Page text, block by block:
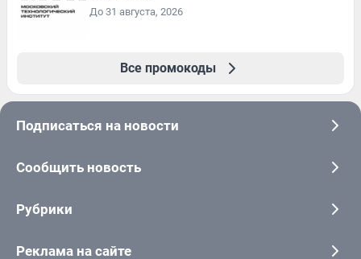
До 31 августа, 2026
Все промокоды
Подписаться на новости
Сообщить новость
Рубрики
Реклама на сайте